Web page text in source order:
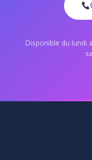
Disponible du lundi